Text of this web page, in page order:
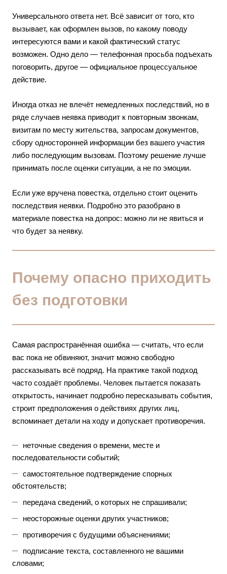
Универсального ответа нет. Всё зависит от того, кто
вызывает, как оформлен вызов, по какому поводу
интересуются вами и какой фактический статус
возможен. Одно дело — телефонная просьба подъехать
поговорить, другое — официальное процессуальное
действие.
Иногда отказ не влечёт немедленных последствий, но в
ряде случаев неявка приводит к повторным звонкам,
визитам по месту жительства, запросам документов,
сбору односторонней информации без вашего участия
либо последующим вызовам. Поэтому решение лучше
принимать после оценки ситуации, а не по эмоции.
Если уже вручена повестка, отдельно стоит оценить
последствия неявки. Подробно это разобрано в
материале повестка на допрос: можно ли не явиться и
что будет за неявку.
Почему опасно приходить
без подготовки
Самая распространённая ошибка — считать, что если
вас пока не обвиняют, значит можно свободно
рассказывать всё подряд. На практике такой подход
часто создаёт проблемы. Человек пытается показать
открытость, начинает подробно пересказывать события,
строит предположения о действиях других лиц,
вспоминает детали на ходу и допускает противоречия.
неточные сведения о времени, месте и
последовательности событий;
самостоятельное подтверждение спорных
обстоятельств;
передача сведений, о которых не спрашивали;
неосторожные оценки других участников;
противоречия с будущими объяснениями;
подписание текста, составленного не вашими
словами;